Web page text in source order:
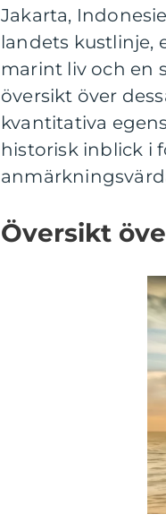
Jakarta,
landets kustlinje,
marint liv och en
översikt över
kvantitativa
historisk inblick i
Översikt